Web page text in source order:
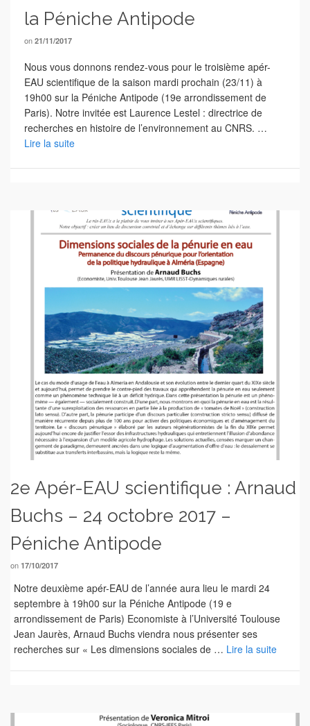
la Péniche Antipode
on 21/11/2017
Nous vous donnons rendez-vous pour le troisième apér-
EAU scientifique de la saison mardi prochain (23/11) à
19h00 sur la Péniche Antipode (19e arrondissement de
Paris). Notre invitée est Laurence Lestel : directrice de
recherches en histoire de l’environnement au CNRS. …
Lire la suite
2e Apér-EAU scientifique : Arnaud
Buchs – 24 octobre 2017 –
Péniche Antipode
on 17/10/2017
Notre deuxième apér-EAU de l’année aura lieu le mardi 24
septembre à 19h00 sur la Péniche Antipode (19 e
arrondissement de Paris) Economiste à l’Université Toulouse
Jean Jaurès, Arnaud Buchs viendra nous présenter ses
recherches sur « Les dimensions sociales de … Lire la suite